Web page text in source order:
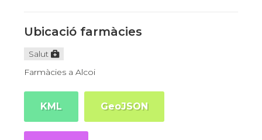
Ubicació farmàcies
Salut
Farmàcies a Alcoi
KML GeoJSON